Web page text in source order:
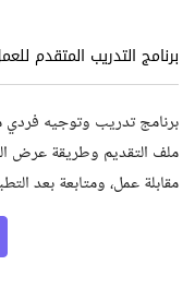
برنامج التدريب المتقدم
برنامج تدريب وتوجيه فردي
ملف التقديم وطريقة عرض
مقابلة عمل، ومتابعة بعد